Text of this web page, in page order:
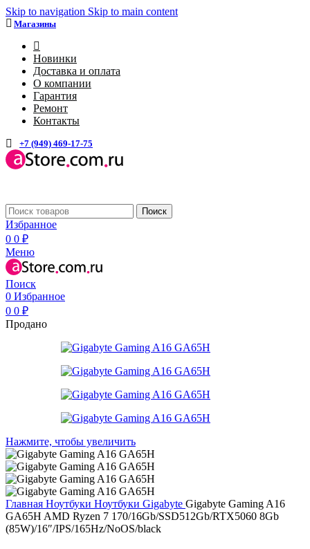
Skip to navigation Skip to main content
Магазины
Новинки
Доставка и оплата
О компании
Гарантия
Ремонт
Контакты
+7 (949) 469-17-75
Поиск
Избранное
0 0 ₽
Меню
Поиск
0 Избранное
0 0 ₽
Продано
Нажмите, чтобы увеличить
Главная Ноутбуки Ноутбуки Gigabyte Gigabyte Gaming A16
GA65H AMD Ryzen 7 170/16Gb/SSD512Gb/RTX5060 8Gb
(85W)/16″/IPS/165Hz/NoOS/black